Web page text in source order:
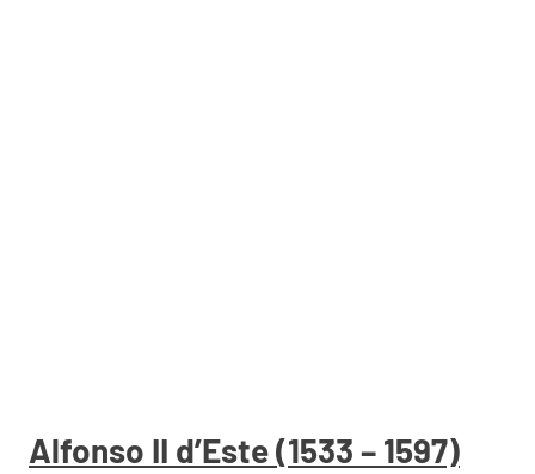
Alfonso II d’Este (1533 – 1597)